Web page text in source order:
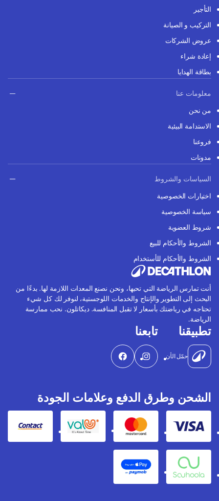
التأجير
التركيب و الصيانة
عروض الشركات
إعادة شراء
بطاقة الهدايا
معلومات عنا
من نحن
الاستدامة البيئية
فروعنا
مدونات
السياسات والشروط
اختيارات الخصوصية
سياسة الخصوصية
شروط العضوية
الشروط والأحكام للبيع
الشروط والأحكام للأستخدام
أنت تمارس الرياضة التي تحبها، ونحن نصنع المعدات اللازمة لها. بدءًا من
البحث إلى التطوير والإنتاج والخدمات اللوجستية، لنوفر لك كل شيء
تحتاجه في رياضتك بأسعار لا تقبل المنافسة. ديكاتلون. نحب ممارسة
الرياضة.
تطبيقنا
حمّل الأن
تابعنا
الشحن وطرق الدفع وعلامات الجودة
Visa
Mastercard
Valu
Contact
Souhoola
Apple Pay